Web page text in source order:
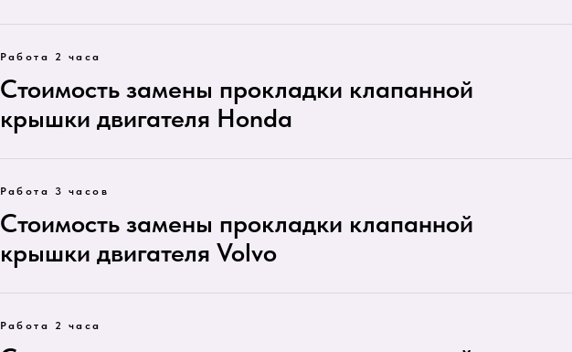
Работа 2 часа
Стоимость замены прокладки клапанной
крышки двигателя Honda
Работа 3 часов
Стоимость замены прокладки клапанной
крышки двигателя Volvo
Работа 2 часа